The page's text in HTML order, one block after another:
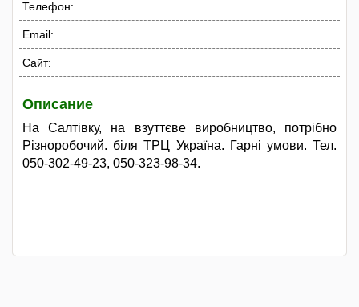
Телефон:
Email:
Сайт:
Описание
На Салтівку, на взуттєве виробництво, потрібно
Різноробочий. біля ТРЦ Україна. Гарні умови. Тел.
050-302-49-23, 050-323-98-34.